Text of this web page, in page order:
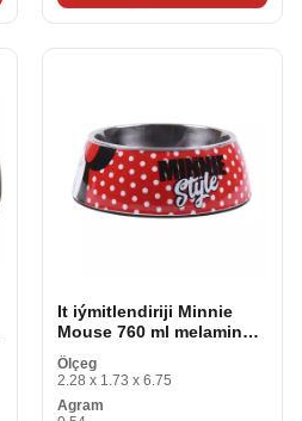
It iýmitlendiriji Minnie
Mouse 760 ml melamin
Köp reňkli metal
Ölçeg
2.28 x 1.73 x 6.75
Agram